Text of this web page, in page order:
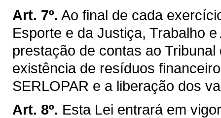
Art. 7º. Ao final de cada
Esporte e da Justiça, Trabalho
prestação de contas ao
existência de resíduos
SERLOPAR e a liberação dos
Art. 8º. Esta Lei entrará em